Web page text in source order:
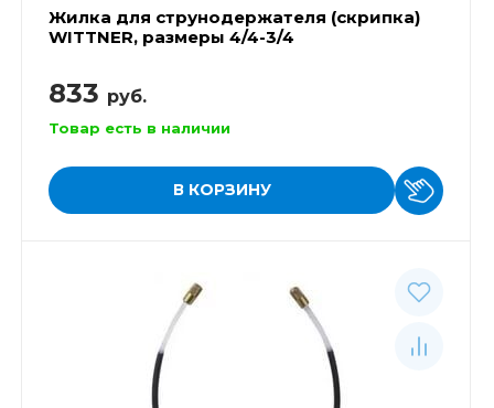
Жилка для струнодержателя (скрипка)
WITTNER, размеры 4/4-3/4
833 руб.
Товар есть в наличии
В КОРЗИНУ